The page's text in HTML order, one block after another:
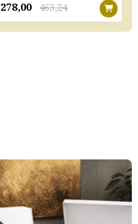
463,24
278,00